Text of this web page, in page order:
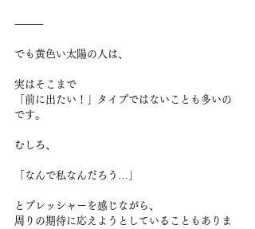
⸻
でも黄色い太陽の人は、
実はそこまで
「前に出たい！」タイプではないことも多いの
です。
むしろ、
「なんで私なんだろう…」
とプレッシャーを感じながら、
周りの期待に応えようとしていることもありま